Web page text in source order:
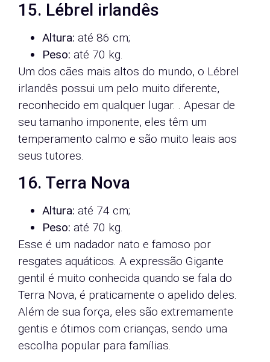
15. Lébrel irlandês
Altura: até 86 cm;
Peso: até 70 kg.
Um dos cães mais altos do mundo, o Lébrel
irlandês possui um pelo muito diferente,
reconhecido em qualquer lugar. . Apesar de
seu tamanho imponente, eles têm um
temperamento calmo e são muito leais aos
seus tutores.
16. Terra Nova
Altura: até 74 cm;
Peso: até 70 kg.
Esse é um nadador nato e famoso por
resgates aquáticos. A expressão Gigante
gentil é muito conhecida quando se fala do
Terra Nova, é praticamente o apelido deles.
Além de sua força, eles são extremamente
gentis e ótimos com crianças, sendo uma
escolha popular para famílias.